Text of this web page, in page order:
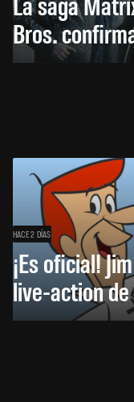
Bros.
HACE 2 DÍAS
¡Es oficial!
live-action